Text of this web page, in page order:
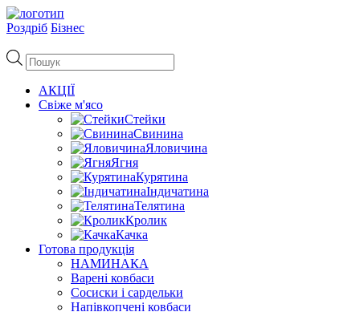
Роздріб Бізнес
Пошук
товарів
АКЦІЇ
Свіже м'ясо
Стейки
Свинина
Яловичина
Ягня
Курятина
Індичатина
Телятина
Кролик
Качка
Готова продукція
НАМИНАКА
Варені ковбаси
Сосиски і сардельки
Напівкопчені ковбаси